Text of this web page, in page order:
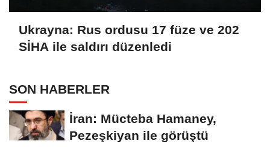
Ukrayna: Rus ordusu 17 füze ve 202
SİHA ile saldırı düzenledi
SON HABERLER
İran: Mücteba Hamaney,
Pezeşkiyan ile görüştü